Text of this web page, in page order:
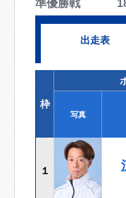
準優勝戦
出走表
枠
写真
１